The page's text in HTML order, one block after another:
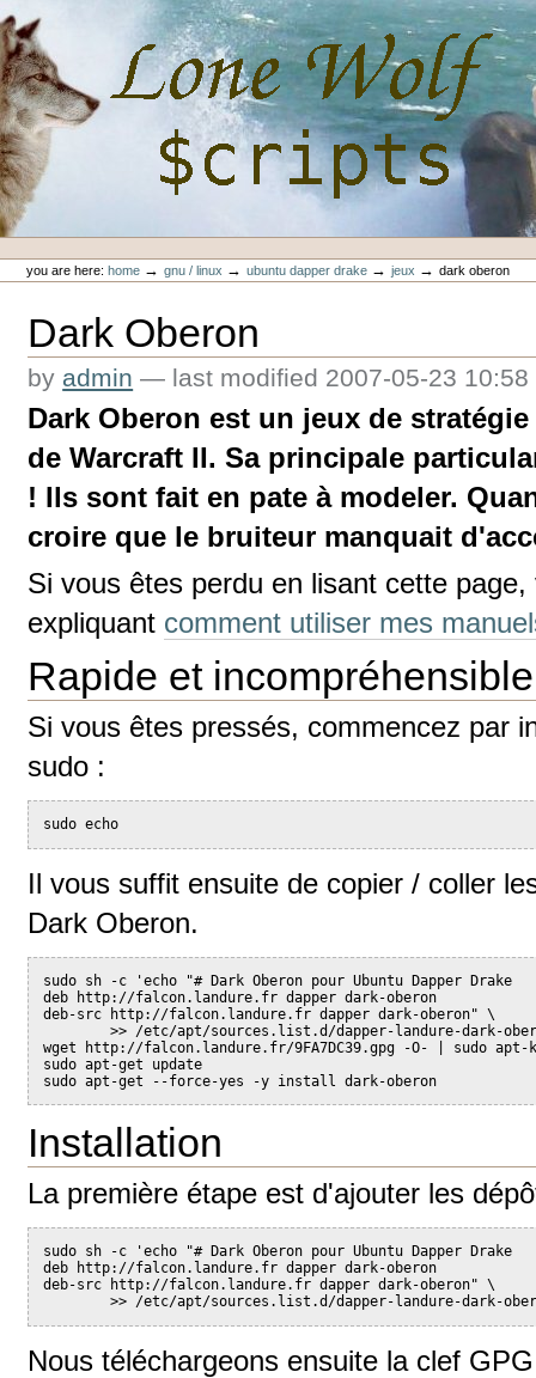
to
content.
Skip
to
navigation
Personal
tools
you are here: home →gnu / linux →ubuntu dapper drake →jeux →dark oberon
Dark Oberon
by admin — last modified 2007-05-23 10:58
Dark Oberon est un jeux de
de Warcraft II. Sa principale
! Ils sont fait en pate à modeler.
croire que le bruiteur manquait
Si vous êtes perdu en lisant cette
expliquant comment utiliser mes
Rapide et incompréhensible
Si vous êtes pressés, commencez par
sudo :
sudo echo
Il vous suffit ensuite de copier / coller
Dark Oberon.
sudo sh -c 'echo "# Dark Oberon pour Ubuntu Dapper Drake
deb http://falcon.landure.fr dapper dark-oberon
deb-src http://falcon.landure.fr dapper dark-oberon" \
>> /etc/apt/sources.list.d/dapper-landure-dark-
wget http://falcon.landure.fr/9FA7DC39.gpg -O- | sudo apt-
sudo apt-get update
sudo apt-get --force-yes -y install dark-oberon
Installation
La première étape est d'ajouter les
sudo sh -c 'echo "# Dark Oberon pour Ubuntu Dapper Drake
deb http://falcon.landure.fr dapper dark-oberon
deb-src http://falcon.landure.fr dapper dark-oberon" \
>> /etc/apt/sources.list.d/dapper-landure-dark-
Nous téléchargeons ensuite la clef